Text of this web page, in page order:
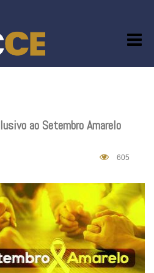
ao Setembro Amarelo
605